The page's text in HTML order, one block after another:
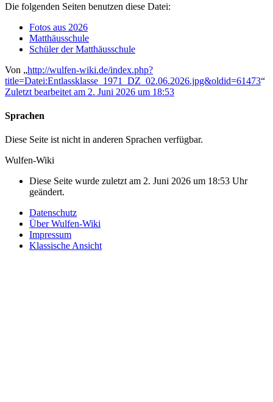
Die folgenden Seiten benutzen diese Datei:
Fotos aus 2026
Matthäusschule
Schüler der Matthäusschule
Von „http://wulfen-wiki.de/index.php?
title=Datei:Entlassklasse_1971_DZ_02.06.2026.jpg&oldid=61473“
Zuletzt bearbeitet am 2. Juni 2026 um 18:53
Sprachen
Diese Seite ist nicht in anderen Sprachen verfügbar.
Wulfen-Wiki
Diese Seite wurde zuletzt am 2. Juni 2026 um 18:53 Uhr
geändert.
Datenschutz
Über Wulfen-Wiki
Impressum
Klassische Ansicht